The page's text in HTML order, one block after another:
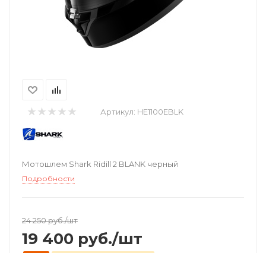
Артикул: HE1100EBLK
Мотошлем Shark Ridill 2 BLANK черный
Подробности
24 250руб./шт
19 400 руб./шт